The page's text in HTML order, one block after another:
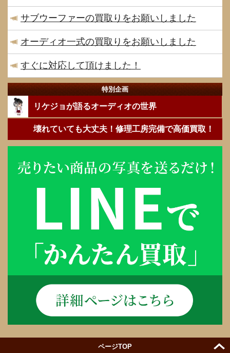
サブウーファーの買取りをお願いしました
オーディオ一式の買取りをお願いしました
すぐに対応して頂けました！
特別企画
リケジョが語るオーディオの世界
壊れていても大丈夫！修理工房完備で高価買取！
ページTOP